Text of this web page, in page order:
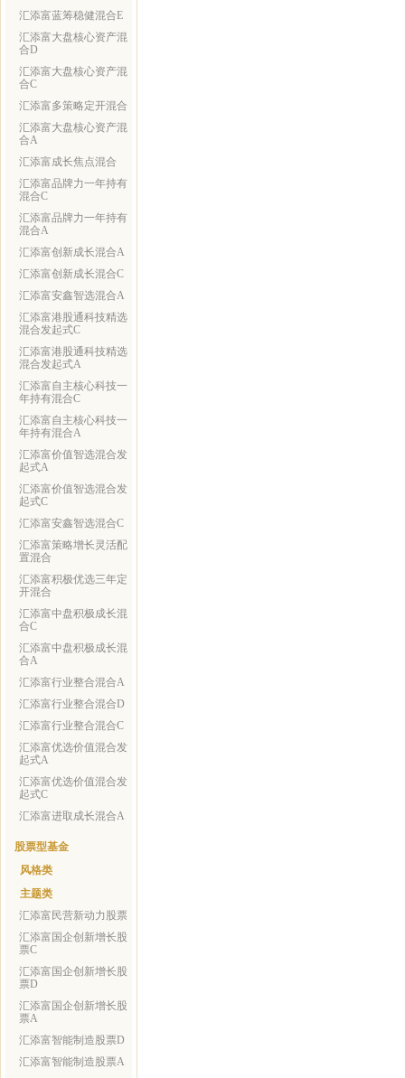
汇添富蓝筹稳健混合E
汇添富大盘核心资产混
合D
汇添富大盘核心资产混
合C
汇添富多策略定开混合
汇添富大盘核心资产混
合A
汇添富成长焦点混合
汇添富品牌力一年持有
混合C
汇添富品牌力一年持有
混合A
汇添富创新成长混合A
汇添富创新成长混合C
汇添富安鑫智选混合A
汇添富港股通科技精选
混合发起式C
汇添富港股通科技精选
混合发起式A
汇添富自主核心科技一
年持有混合C
汇添富自主核心科技一
年持有混合A
汇添富价值智选混合发
起式A
汇添富价值智选混合发
起式C
汇添富安鑫智选混合C
汇添富策略增长灵活配
置混合
汇添富积极优选三年定
开混合
汇添富中盘积极成长混
合C
汇添富中盘积极成长混
合A
汇添富行业整合混合A
汇添富行业整合混合D
汇添富行业整合混合C
汇添富优选价值混合发
起式A
汇添富优选价值混合发
起式C
汇添富进取成长混合A
股票型基金
风格类
主题类
汇添富民营新动力股票
汇添富国企创新增长股
票C
汇添富国企创新增长股
票D
汇添富国企创新增长股
票A
汇添富智能制造股票D
汇添富智能制造股票A